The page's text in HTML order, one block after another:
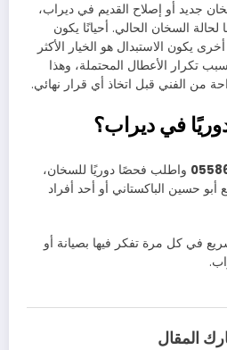
جديد أو إصلاح القديم في ديراب،
السخان الحالي. أحيانًا يكون
أخرى يكون الاستبدال هو الخيار الأكثر
تكرار الأعطال المحتملة، وهذا
من الفني قبل اتخاذ أي قرار نهائي.
في ديراب؟
واطلب فحصًا دوريًا للسخان،
حسين الباكستاني أو أحد أفراد
في كل مرة تفكر فيها بصيانة أو
المقال